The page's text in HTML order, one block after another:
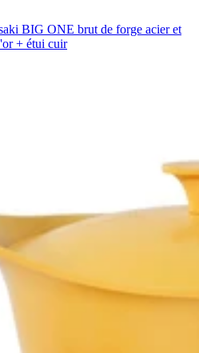
BIG ONE brut de forge acier et
+ étui cuir